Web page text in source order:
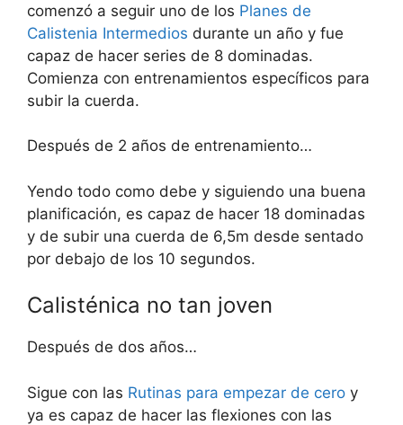
comenzó a seguir uno de los Planes de
Calistenia Intermedios durante un año y fue
capaz de hacer series de 8 dominadas.
Comienza con entrenamientos específicos para
subir la cuerda.
Después de 2 años de entrenamiento…
Yendo todo como debe y siguiendo una buena
planificación, es capaz de hacer 18 dominadas
y de subir una cuerda de 6,5m desde sentado
por debajo de los 10 segundos.
Calisténica no tan joven
Después de dos años…
Sigue con las Rutinas para empezar de cero y
ya es capaz de hacer las flexiones con las